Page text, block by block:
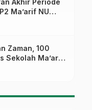
Ma’arif NU
Sinergi Link and
Zaman, 100
Sekolah Ma’arif
Literasi